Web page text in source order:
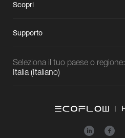
Scopri
Supporto
Seleziona il tuo paese o regione:
Italia(Italiano)